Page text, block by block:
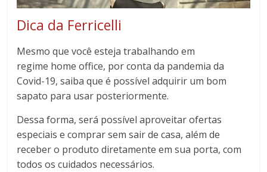
Dica da Ferricelli
Mesmo que você esteja trabalhando em
regime home office, por conta da pandemia da
Covid-19, saiba que é possível adquirir um bom
sapato para usar posteriormente.
Dessa forma, será possível aproveitar ofertas
especiais e comprar sem sair de casa, além de
receber o produto diretamente em sua porta, com
todos os cuidados necessários.